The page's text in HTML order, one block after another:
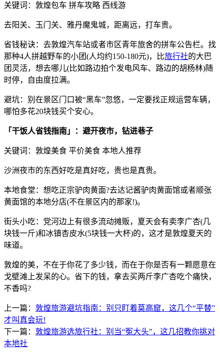
关键词：敦煌包车 拼车攻略 西线游
去阳关、玉门关、雅丹魔鬼城，距离远，打车贵。
省钱秘诀：去敦煌汽车站或者市区青年旅舍的拼车公告栏。找
那种4人拼越野车的小团(人均约150-180元)，比旅行社的大巴
团灵活，想去哪儿(比如路边拍个发电风车、路边的胡杨林)随
时停，自由度拉满。
避坑：别在景区门口被“黑车”忽悠，一定要找正规运营车辆，
哪怕多花20块钱买个安心。
「干饭人省钱指南」：避开夜市，钻进巷子
关键词：敦煌美食 平价美食 本地人推荐
沙洲夜市的东西好吃是真好吃，贵也是真贵。
本地食堂：想吃正宗驴肉黄面?去达记酱驴肉黄面馆或者顺张
黄面馆的本地分店(不在景区内的那家!)。
街头小吃：党河边上有很多流动摊贩，夏天会有卖李广杏(几
块钱一斤)和冰镇杏皮水(5块钱一大杯)的，这才是敦煌夏天的
味道。
敦煌的美，不在于你花了多少钱，而在于你是否有一颗愿意在
戈壁滩上发呆的心。省下的钱，拿去买两斤李广杏吃个痛快，
不香吗?
上一篇： 敦煌旅游避坑指南：别只盯着莫高窟，这几个“平替”
才叫真会玩!
下一篇： 敦煌旅游选旅行社：别当“冤大头”，这几招教你挑对
本地社